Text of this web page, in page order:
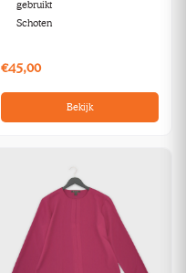
gebruikt
Schoten
€45,00
Bekijk